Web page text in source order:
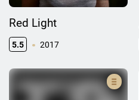
Red Light
5.5 2017